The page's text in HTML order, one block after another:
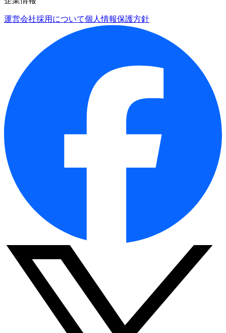
運営会社採用について個人情報保護方針